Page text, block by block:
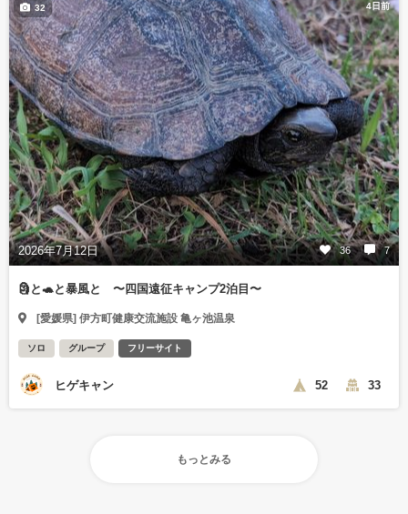
4日前
2026年7月12日 36 7
32
🗿と🐢と暴風と 〜四国遠征キャンプ2泊目〜
[愛媛県] 伊方町健康交流施設 亀ヶ池温泉
ソロ グループ フリーサイト
ヒゲキャン 52 33
もっとみる